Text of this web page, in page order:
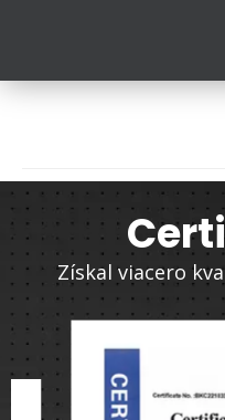
Získal viacero